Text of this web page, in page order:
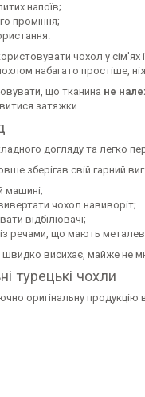
напоїв;
проміння;
чохол у
набагато простіше,
що тканина не
затяжки.
догляду та легко
зберігав свій гарний
машині;
чохол навиворіт;
відбілювачі;
речами, що мають
швидко висихає, майже не
турецькі чохли
оригінальну продукцію